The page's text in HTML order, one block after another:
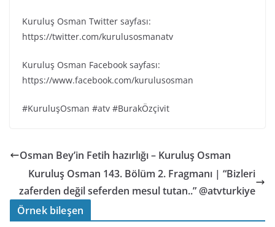
Kuruluş Osman Twitter sayfası:
https://twitter.com/kurulusosmanatv
Kuruluş Osman Facebook sayfası:
https://www.facebook.com/kurulusosman
#KuruluşOsman #atv #BurakÖzçivit
Osman Bey’in Fetih hazırlığı – Kuruluş Osman
Kuruluş Osman 143. Bölüm 2. Fragmanı | “Bizleri
zaferden değil seferden mesul tutan..” @atvturkiye
Örnek bileşen